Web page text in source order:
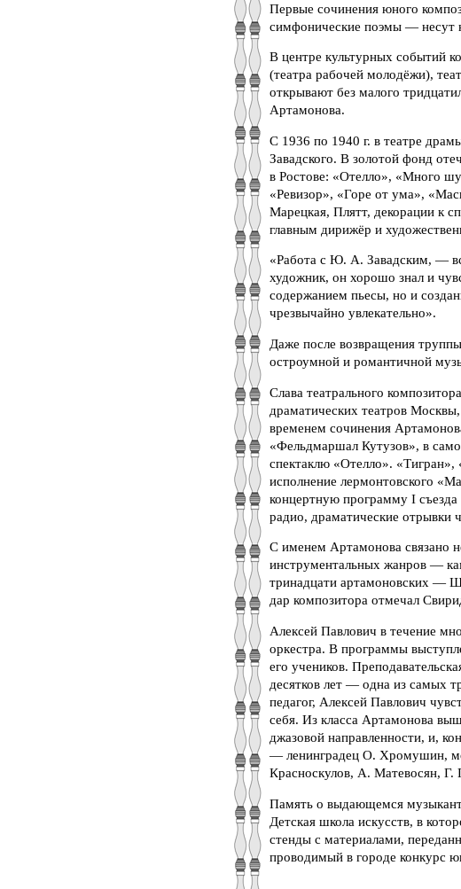
Первые сочинения юного
симфонические поэмы — несут
В центре культурных событий
(театра рабочей молодёжи),
открывают без малого
Артамонова.
С 1936 по 1940 г. в театре
Завадского. В золотой фонд
в Ростове: «Отелло», «Много
«Ревизор», «Горе от ума»,
Марецкая, Плятт, декорации к
главным дирижёр и
«Работа с Ю. А. Завадским, —
художник, он хорошо знал и
содержанием пьесы, но и
чрезвычайно увлекательно».
Даже после возвращения
остроумной и романтичной
Слава театрального
драматических театров
временем сочинения
«Фельдмаршал Кутузов», в
спектаклю «Отелло». «Тигран»,
исполнение лермонтовского
концертную программу I
радио, драматические отрывки
С именем Артамонова связано
инструментальных жанров —
тринадцати артамоновских —
дар композитора отмечал
Алексей Павлович в течение
оркестра. В программы
его учеников.
десятков лет — одна из самых
педагог, Алексей Павлович
себя. Из класса Артамонова
джазовой направленности, и,
— ленинградец О. Хромушин,
Красноскулов, А. Матевосян, Г.
Память о выдающемся
Детская школа искусств, в
стенды с материалами,
проводимый в городе конкурс